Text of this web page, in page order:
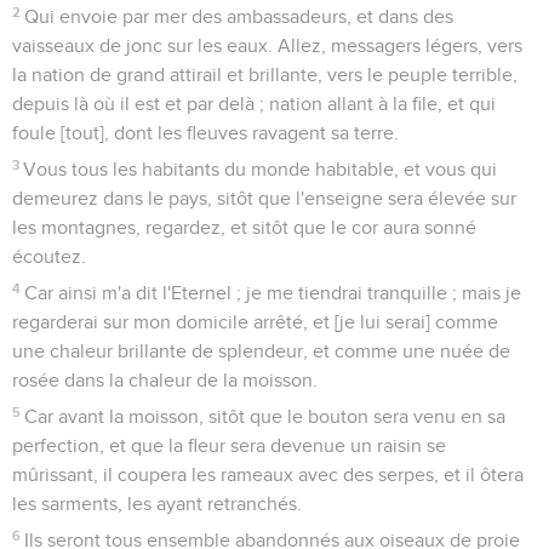
2 Qui envoie par mer des ambassadeurs, et dans des
vaisseaux de jonc sur les eaux. Allez, messagers légers, vers
la nation de grand attirail et brillante, vers le peuple terrible,
depuis là où il est et par delà ; nation allant à la file, et qui
foule [tout], dont les fleuves ravagent sa terre.
3 Vous tous les habitants du monde habitable, et vous qui
demeurez dans le pays, sitôt que l'enseigne sera élevée sur
les montagnes, regardez, et sitôt que le cor aura sonné
écoutez.
4 Car ainsi m'a dit l'Eternel ; je me tiendrai tranquille ; mais je
regarderai sur mon domicile arrêté, et [je lui serai] comme
une chaleur brillante de splendeur, et comme une nuée de
rosée dans la chaleur de la moisson.
5 Car avant la moisson, sitôt que le bouton sera venu en sa
perfection, et que la fleur sera devenue un raisin se
mûrissant, il coupera les rameaux avec des serpes, et il ôtera
les sarments, les ayant retranchés.
6 Ils seront tous ensemble abandonnés aux oiseaux de proie